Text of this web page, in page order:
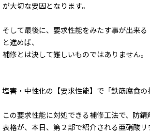
が大切な要因となります。
そして最後に、要求性能をみたす事が出来
と進めば、
補修とは決して難しいものではありません。
塩害・中性化の【要求性能】で「鉄筋腐食の
この要求性能に対処できる補修工法で、防
表格が、本日、第２部で紹介される亜硝酸